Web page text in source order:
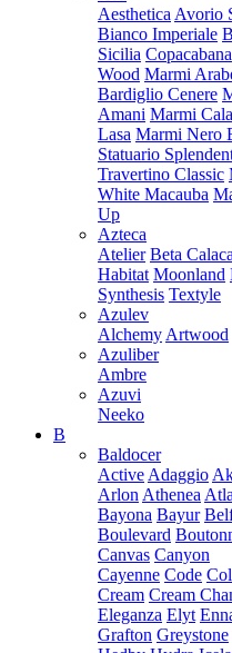
Aesthetica Avorio
Bianco Imperiale
Sicilia Copacabana
Wood Marmi
Bardiglio Cenere
Amani Marmi
Lasa Marmi Nero
Statuario
Travertino Classic
White Macauba
Up
Azteca
Atelier Beta
Habitat Moonland
Synthesis Textyle
Azulev
Alchemy Artwood
Azuliber
Ambre
Azuvi
Neeko
B
Baldocer
Active Adaggio
Arlon Athenea
Bayona Bayur
Boulevard
Canvas Canyon
Cayenne Code
Cream Cream
Eleganza Elyt
Grafton Greystone